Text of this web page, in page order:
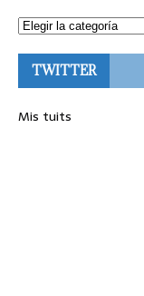
TWITTER
Mis tuits